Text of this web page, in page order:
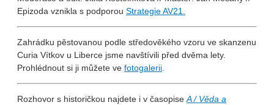
Epizoda vznikla s podporou Strategie AV21.
Zahrádku pěstovanou podle středověkého vzoru ve skanzenu
Curia Vítkov u Liberce jsme navštívili před dvěma lety.
Prohlédnout si ji můžete ve fotogalerii.
Rozhovor s historičkou najdete i v časopiseA / Věda a